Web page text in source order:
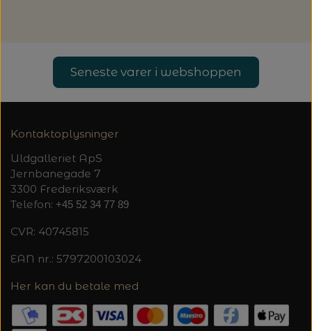
Seneste varer i webshoppen
Kontaktoplysninger
Uldgalleriet ApS
Jernbanegade 7
3300 Frederiksværk
Telefon: +45 52 34 77 89
CVR: 40745815
EAN nr.: 5797200103024
Her kan du betale med